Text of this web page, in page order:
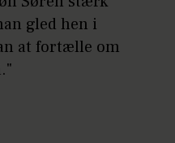
gled hen i
at fortælle om